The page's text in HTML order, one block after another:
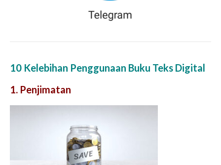
10 Kelebihan Penggunaan Buku Teks Digital
1. Penjimatan